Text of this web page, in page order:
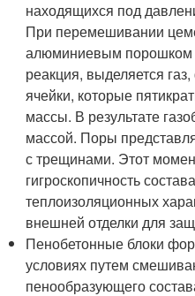
находящихся под
При перемешивании
алюминиевым порошком
реакция, выделяется
ячейки, которые
массы. В результате
массой. Поры
с трещинами. Этот
гигроскопичность
теплоизоляционных
внешней отделки для
Пенобетонные блоки
условиях путем
пенообразующего